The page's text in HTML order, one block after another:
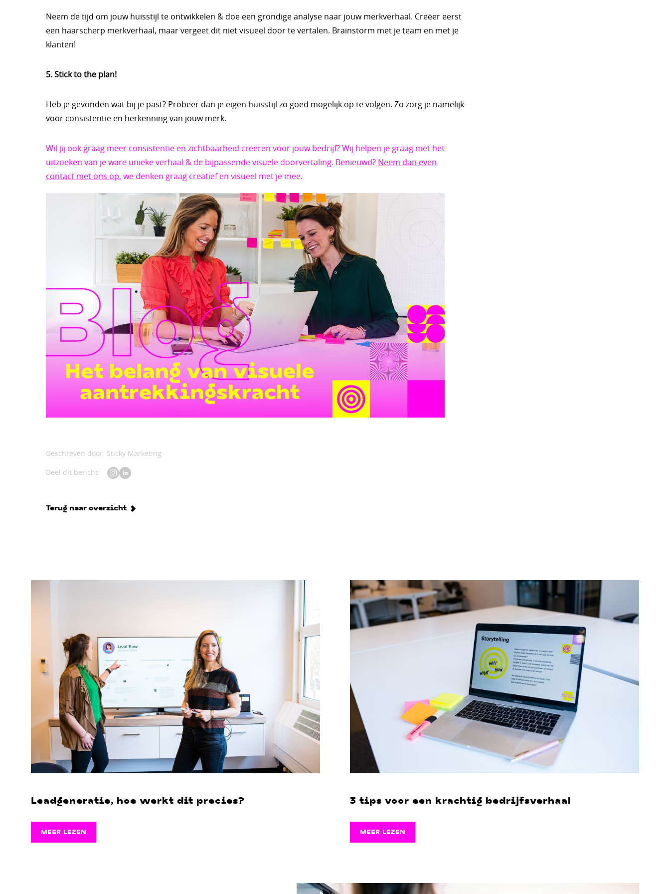
Neem de tijd om jouw huisstijl te ontwikkelen & doe een grondige analyse naar jouw merkverhaal. Creëer eerst
een haarscherp merkverhaal, maar vergeet dit niet visueel door te vertalen. Brainstorm met je team en met je
klanten!
5. Stickto the plan!
Heb je gevonden wat bij je past? Probeer dan je eigen huisstijl zo goed mogelijk op te volgen. Zo zorg je namelijk
voor consistentie en herkenning van jouw merk.
Wil jij ook graag meer consistentie en zichtbaarheid creëren voor jouw bedrijf? Wij helpen je graag met het
uitzoeken van je ware unieke verhaal & de bijpassende visuele doorvertaling. Benieuwd? Neem dan even
contact met ons op, we denken graag creatief en visueel met je mee.
Geschreven door: Sticky Marketing
Deel dit bericht:
Terug naar overzicht
Leadgeneratie, hoe werkt dit precies?
MEER LEZEN
3 tips voor een krachtig bedrijfsverhaal
MEER LEZEN